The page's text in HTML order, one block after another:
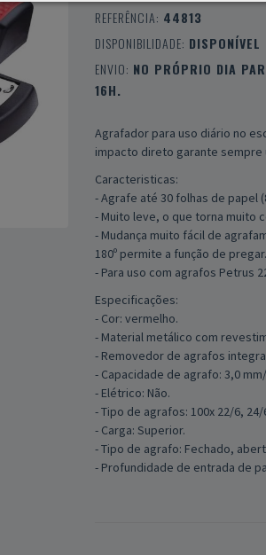
REFERÊNCIA: 44813
DISPONIBILIDADE: DISPONÍVEL
ENVIO: NO PRÓPRIO DIA
16H.
Agrafador para uso diário no
impacto direto garante
Caracteristicas:
- Agrafe até 30 folhas de papel
- Muito leve, o que torna muito
- Mudança muito fácil de
180º permite a função de pregar.
- Para uso com agrafos Petrus
Especificações:
- Cor: vermelho.
- Material metálico com
- Removedor de agrafos
- Capacidade de agrafo: 3,0
- Elétrico: Não.
- Tipo de agrafos: 100x 22/6, 24/
- Carga: Superior.
- Tipo de agrafo: Fechado,
- Profundidade de entrada de